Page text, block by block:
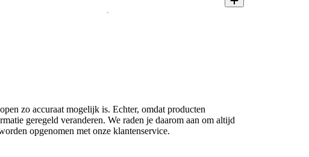
zo accuraat mogelijk is. Echter, omdat producten
geregeld veranderen. We raden je daarom aan om altijd
opgenomen met onze klantenservice.